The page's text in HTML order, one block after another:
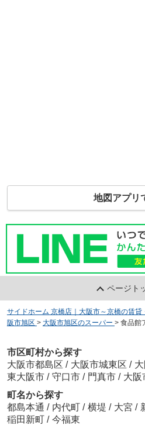
地図アプリ
ページト
サイドホーム 京橋店｜大阪市～京橋の賃貸
阪市旭区 > 大阪市旭区のスーパー > 食品館
市区町村から探す
大阪市都島区 / 大阪市城東区 /
東大阪市 / 守口市 / 門真市 / 大阪
町名から探す
都島本通 / 内代町 / 横堤 / 大宮 /
稲田新町 / 今福東